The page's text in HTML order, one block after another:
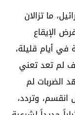
ما تزالان
الإيقاع
في أيام قليلة،
لم تعد تعني
الضربات لم
انقسم، وتردد،